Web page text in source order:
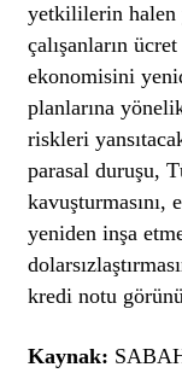
yetkililerin halen
çalışanların
ekonomisini
planlarına
riskleri
parasal duruşu,
yeniden inşa
kredi notu
Kaynak: